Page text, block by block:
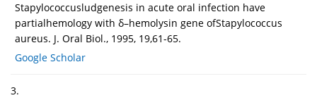
Stapylococcusludgenesis in acute oral infection have
partialhemology with δ–hemolysin gene ofStapylococcus
aureus. J. Oral Biol., 1995, 19,61-65.
Google Scholar
3.